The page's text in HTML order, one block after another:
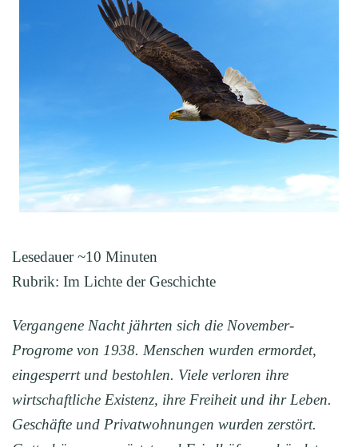
Lesedauer ~10 Minuten
Rubrik: Im Lichte der Geschichte
Vergangene Nacht jährten sich die November-
Progrome von 1938. Menschen wurden ermordet,
eingesperrt und bestohlen. Viele verloren ihre
wirtschaftliche Existenz, ihre Freiheit und ihr Leben.
Geschäfte und Privatwohnungen wurden zerstört.